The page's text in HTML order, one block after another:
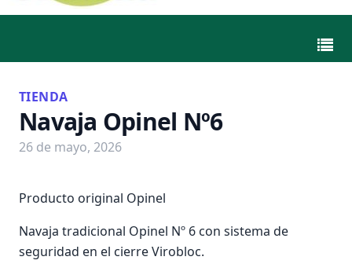
TIENDA
Navaja Opinel Nº6
26 de mayo, 2026
Producto original Opinel
Navaja tradicional Opinel Nº 6 con sistema de
seguridad en el cierre Virobloc.